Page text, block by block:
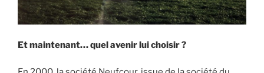
Et maintenant… quel avenir lui choisir ?